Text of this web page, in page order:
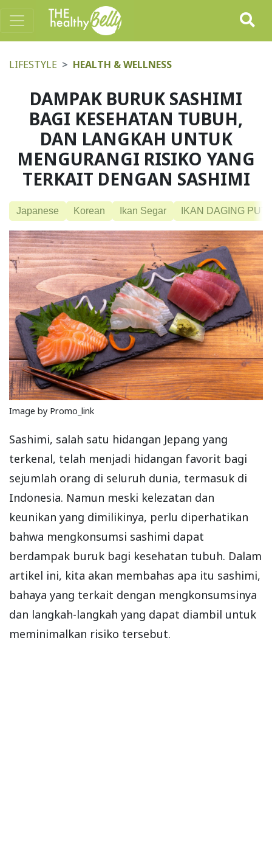
LIFESTYLE HEALTH & WELLNESS
DAMPAK BURUK SASHIMI
BAGI KESEHATAN TUBUH,
DAN LANGKAH UNTUK
MENGURANGI RISIKO YANG
TERKAIT DENGAN SASHIMI
Japanese Korean Ikan Segar IKAN DAGING
Image by Promo_link
Sashimi, salah satu hidangan Jepang yang
terkenal, telah menjadi hidangan favorit bagi
sejumlah orang di seluruh dunia, termasuk di
Indonesia. Namun meski kelezatan dan
keunikan yang dimilikinya, perlu diperhatikan
bahwa mengkonsumsi sashimi dapat
berdampak buruk bagi kesehatan tubuh. Dalam
artikel ini, kita akan membahas apa itu sashimi,
bahaya yang terkait dengan mengkonsumsinya
dan langkah-langkah yang dapat diambil untuk
meminimalkan risiko tersebut.